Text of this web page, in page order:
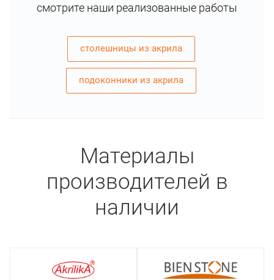
смотрите наши реализованные работы
столешницы из акрила
подоконники из акрила
Материалы
производителей в
наличии